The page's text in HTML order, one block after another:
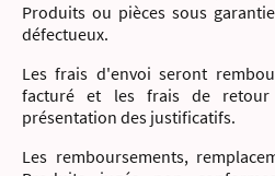
Produits ou pièces sous
défectueux.
Les frais d'envoi seront
facturé et les frais de retour
présentation des justificatifs.
Les remboursements,